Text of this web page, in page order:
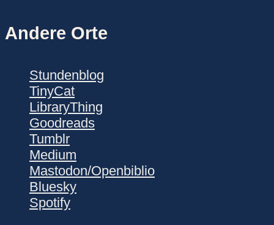
Andere Orte
Stundenblog
TinyCat
LibraryThing
Goodreads
Tumblr
Medium
Mastodon/Openbiblio
Bluesky
Spotify